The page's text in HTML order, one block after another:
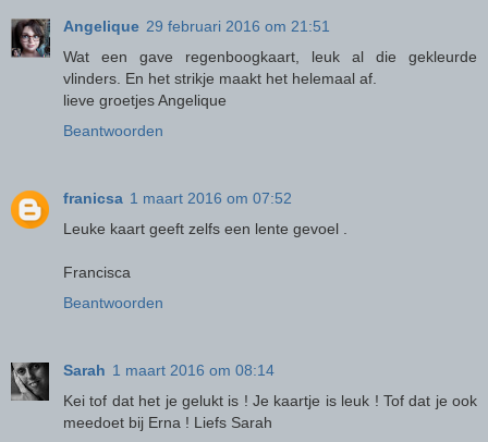
Angelique 29 februari 2016 om 21:51
Wat een gave regenboogkaart, leuk al die gekleurde
vlinders. En het strikje maakt het helemaal af.
lieve groetjes Angelique
Beantwoorden
franicsa 1 maart 2016 om 07:52
Leuke kaart geeft zelfs een lente gevoel .
Francisca
Beantwoorden
Sarah 1 maart 2016 om 08:14
Kei tof dat het je gelukt is ! Je kaartje is leuk ! Tof dat je ook
meedoet bij Erna ! Liefs Sarah